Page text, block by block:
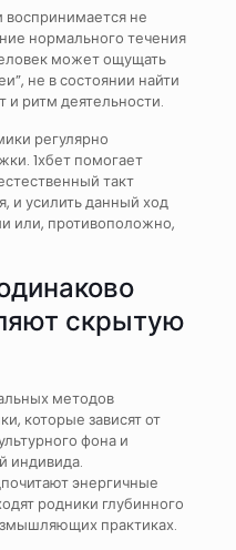
не
нормального течения
может ощущать
не в состоянии найти
и ритм деятельности.
регулярно
1хбет помогает
такт
и усилить данный ход
или, противоположно,
скрытую
методов
которые зависят от
фона и
индивида.
энергичные
родники глубинного
практиках.